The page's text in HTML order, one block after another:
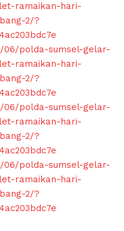
ramaikan-hari-
2/?
06/polda-sumsel-gelar-
ramaikan-hari-
2/?
06/polda-sumsel-gelar-
ramaikan-hari-
2/?
06/polda-sumsel-gelar-
ramaikan-hari-
2/?